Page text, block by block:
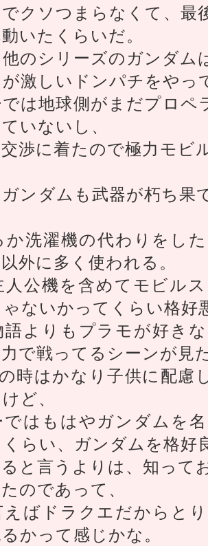
クソつまらなくて、最
いたくらいだ。
のシリーズのガンダム
激しいドンパチをやっ
は地球側がまだプロペ
いないし、
渉に着たので極力モビ
ンダムも武器が朽ち果
か洗濯機の代わりをし
外に多く使われる。
人公機を含めてモビル
ないかってくらい格好
語よりもプラモが好き
で戦ってるシーンが見
時はかなり子供に配慮
ど、
ではもはやガンダムを
らい、ガンダムを格好
と言うよりは、知って
のであって、
ばドラクエだからと
かって感じかな。